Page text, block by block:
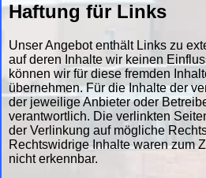
Haftung für Links
Unser Angebot enthält Links zu
auf deren Inhalte wir keinen
können wir für diese fremden
übernehmen. Für die Inhalte der
der jeweilige Anbieter oder
verantwortlich. Die verlinkten
der Verlinkung auf mögliche
Rechtswidrige Inhalte waren zum
nicht erkennbar.